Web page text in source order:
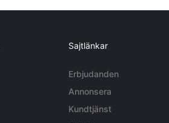
Sajtlänkar
Erbjudanden
Annonsera
Kundtjänst